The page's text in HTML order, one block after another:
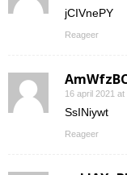
jCIVnePY
Reageer
16 april 2021 at
SsINiywt
Reageer